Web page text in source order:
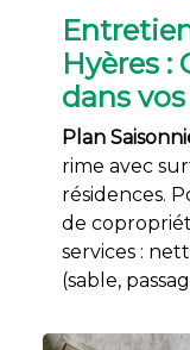
Hyères :
dans
Plan
rime avec
résidences.
de
services :
(sable,